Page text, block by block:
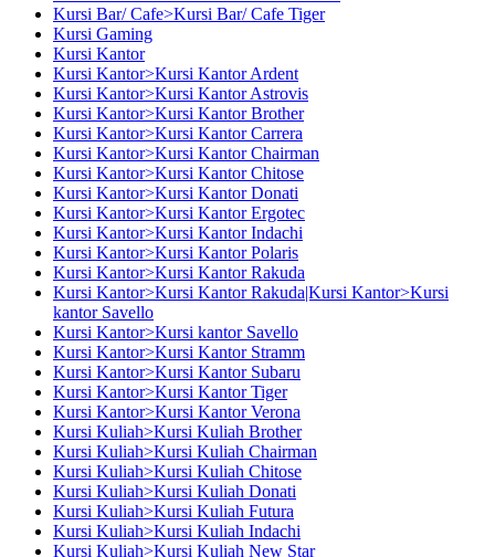
Kursi Bar/ Cafe>Kursi Bar/ Cafe Tiger
Kursi Gaming
Kursi Kantor
Kursi Kantor>Kursi Kantor Ardent
Kursi Kantor>Kursi Kantor Astrovis
Kursi Kantor>Kursi Kantor Brother
Kursi Kantor>Kursi Kantor Carrera
Kursi Kantor>Kursi Kantor Chairman
Kursi Kantor>Kursi Kantor Chitose
Kursi Kantor>Kursi Kantor Donati
Kursi Kantor>Kursi Kantor Ergotec
Kursi Kantor>Kursi Kantor Indachi
Kursi Kantor>Kursi Kantor Polaris
Kursi Kantor>Kursi Kantor Rakuda
Kursi Kantor>Kursi Kantor Rakuda|Kursi Kantor>Kursi
kantor Savello
Kursi Kantor>Kursi kantor Savello
Kursi Kantor>Kursi Kantor Stramm
Kursi Kantor>Kursi Kantor Subaru
Kursi Kantor>Kursi Kantor Tiger
Kursi Kantor>Kursi Kantor Verona
Kursi Kuliah>Kursi Kuliah Brother
Kursi Kuliah>Kursi Kuliah Chairman
Kursi Kuliah>Kursi Kuliah Chitose
Kursi Kuliah>Kursi Kuliah Donati
Kursi Kuliah>Kursi Kuliah Futura
Kursi Kuliah>Kursi Kuliah Indachi
Kursi Kuliah>Kursi Kuliah New Star